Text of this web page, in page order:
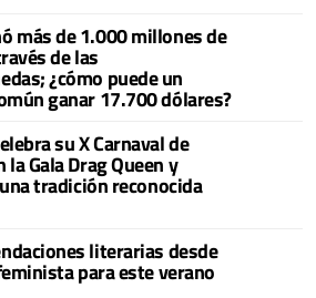
más de 1.000 millones de
de las
¿cómo puede un
ganar 17.700 dólares?
su X Carnaval de
la Gala Drag Queen y
tradición reconocida
literarias desde
para este verano